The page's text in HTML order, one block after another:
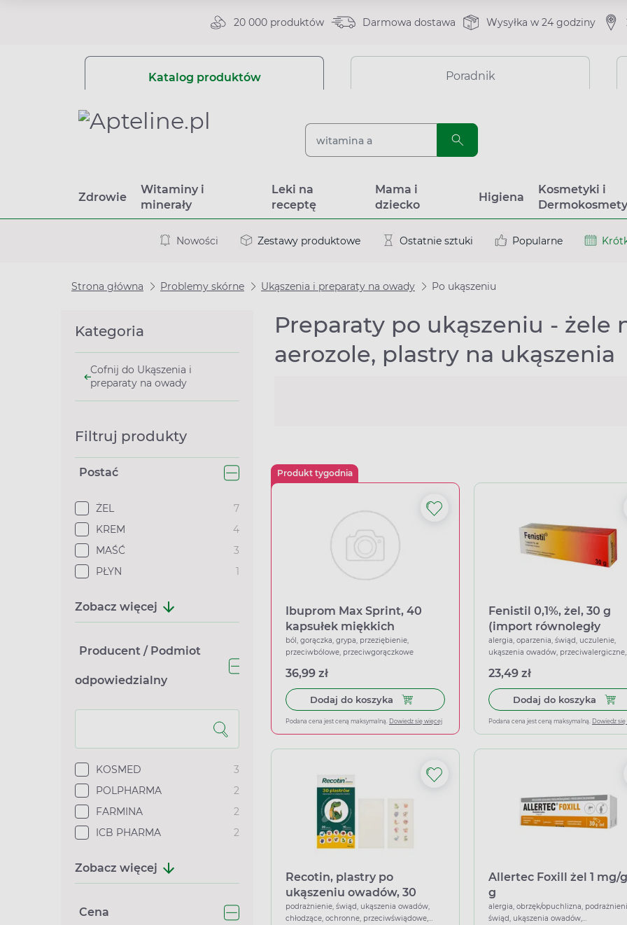
20 000 produktów Darmowa dostawa Wysyłka w 24 godziny
Katalog produktów Poradnik
Zdrowie
Witaminy i
minerały
Leki na
receptę
Mama i
dziecko
Higiena
Kosmetyki i
Nowości Zestawy produktowe Ostatnie sztuki Popularne
Strona główna Problemy skórne Ukąszenia i preparaty na owady Po ukąszeniu
Kategoria
Cofnij do Ukąszenia i
preparaty na owady
Filtruj produkty
Postać
ŻEL
7
KREM
4
MAŚĆ
3
PŁYN
1
Zobacz więcej
Producent / Podmiot
odpowiedzialny
KOSMED
3
POLPHARMA
2
FARMINA
2
ICB PHARMA
2
Zobacz więcej
Cena
Preparaty po ukąszeniu - żele
aerozole, plastry na ukąszenia
Produkt tygodnia
Ibuprom Max Sprint, 40
kapsułek miękkich
ból, gorączka, grypa, przeziębienie,
przeciwbólowe, przeciwgorączkowe
36,99 zł
Dodaj do koszyka Dodaj do koszyka Ibuprom Max Sprint, 40
Podana cena jest ceną maksymalną. Dowiedz się więcej
Fenistil 0,1%, żel, 30 g
(import równoległy
Delfarma)
alergia, oparzenia, świąd, uczulenie,
ukąszenia owadów, przeciwalergiczne,
23,49 zł
Dodaj do koszyka
Podana cena jest ceną maksymalną. Dowiedz
Recotin, plastry po
ukąszeniu owadów, 30
sztuk
podrażnienie, świąd, ukąszenia owadów,
chłodzące, ochronne, przeciwświądowe,
Allertec Foxill żel 1 mg/
g
alergia, obrzęk/opuchlizna,
świąd, ukąszenia owadów,